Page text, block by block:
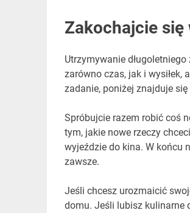
Zakochajcie się
Utrzymywanie
zarówno czas, jak i wysiłek,
zadanie, poniżej znajduje
Spróbujcie razem robić coś
tym, jakie nowe rzeczy
wyjeździe do kina. W końcu
zawsze.
Jeśli chcesz urozmaicić
domu. Jeśli lubisz kulinarne